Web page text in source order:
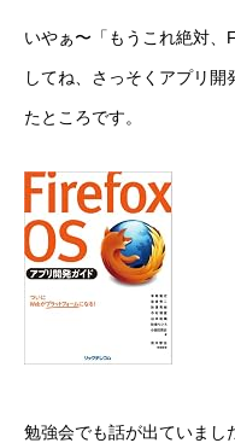
いやぁ〜「もうこれ絶対、
してね、さっそくアプリ
たところです。
勉強会でも話が出ていまし